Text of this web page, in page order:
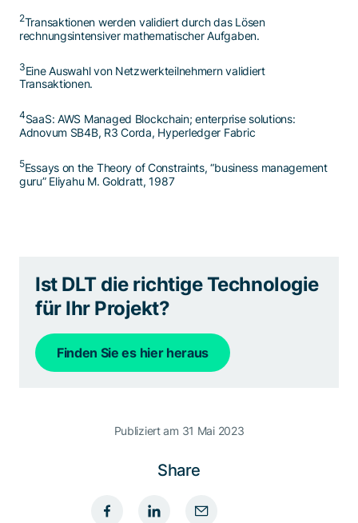
2Transaktionen werden validiert durch das Lösen
rechnungsintensiver mathematischer Aufgaben.
3Eine Auswahl von Netzwerkteilnehmern validiert
Transaktionen.
4SaaS: AWS Managed Blockchain; enterprise solutions:
Adnovum SB4B, R3 Corda, Hyperledger Fabric
5Essays on the Theory of Constraints, “business management
guru” Eliyahu M. Goldratt, 1987
Ist DLT die richtige Technologie
für Ihr Projekt?
Finden Sie es hier heraus
Publiziert am 31 Mai 2023
Share